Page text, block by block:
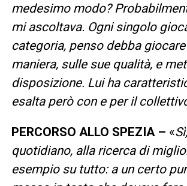
medesimo modo?
mi ascoltava. Ogni singolo
categoria, penso debba
maniera, sulle sue qualità, e
disposizione. Lui ha
esalta però con e per il
PERCORSO ALLO SPEZIA – «
quotidiano, alla ricerca di
esempio su tutto: a un certo